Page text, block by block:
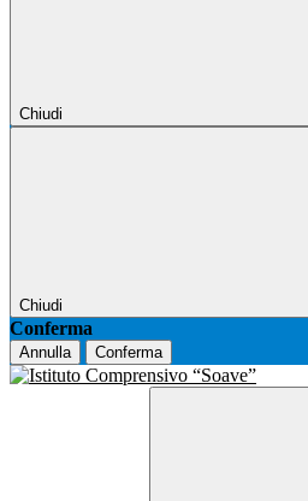
Chiudi
Chiudi
Conferma
Annulla Conferma